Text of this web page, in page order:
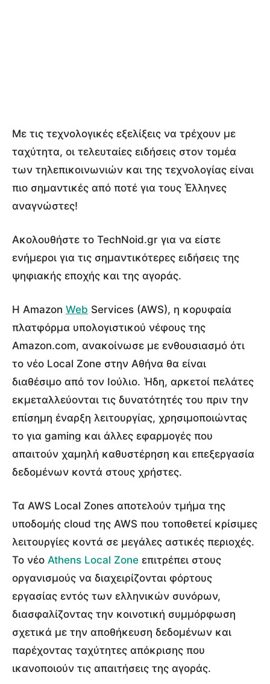
Με τις τεχνολογικές εξελίξεις να τρέχουν με
ταχύτητα, οι τελευταίες ειδήσεις στον τομέα
των τηλεπικοινωνιών και της τεχνολογίας είναι
πιο σημαντικές από ποτέ για τους Έλληνες
αναγνώστες!
Ακολουθήστε το TechNoid.gr για να είστε
ενήμεροι για τις σημαντικότερες ειδήσεις της
ψηφιακής εποχής και της αγοράς.
Η Amazon Web Services (AWS), η κορυφαία
πλατφόρμα υπολογιστικού νέφους της
Amazon.com, ανακοίνωσε με ενθουσιασμό ότι
το νέο Local Zone στην Αθήνα θα είναι
διαθέσιμο από τον Ιούλιο. Ήδη, αρκετοί πελάτες
εκμεταλλεύονται τις δυνατότητές του πριν την
επίσημη έναρξη λειτουργίας, χρησιμοποιώντας
το για gaming και άλλες εφαρμογές που
απαιτούν χαμηλή καθυστέρηση και επεξεργασία
δεδομένων κοντά στους χρήστες.
Τα AWS Local Zones αποτελούν τμήμα της
υποδομής cloud της AWS που τοποθετεί κρίσιμες
λειτουργίες κοντά σε μεγάλες αστικές περιοχές.
Το νέο Athens Local Zone επιτρέπει στους
οργανισμούς να διαχειρίζονται φόρτους
εργασίας εντός των ελληνικών συνόρων,
διασφαλίζοντας την κοινοτική συμμόρφωση
σχετικά με την αποθήκευση δεδομένων και
παρέχοντας ταχύτητες απόκρισης που
ικανοποιούν τις απαιτήσεις της αγοράς.